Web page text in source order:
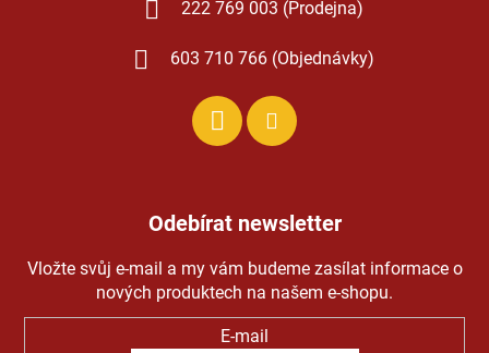
222 769 003 (Prodejna)
603 710 766 (Objednávky)
Odebírat newsletter
Vložte svůj e-mail a my vám budeme zasílat informace o
nových produktech na našem e-shopu.
E-mail